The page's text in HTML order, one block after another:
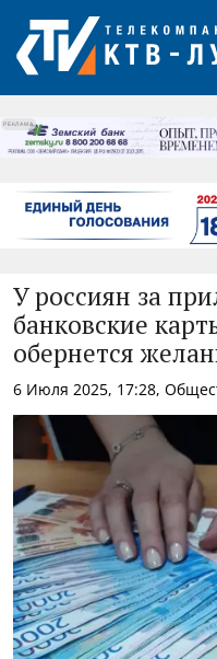
РЕКЛАМА
У россиян за
банковские
обернется
6 Июля 2025, 17:28,